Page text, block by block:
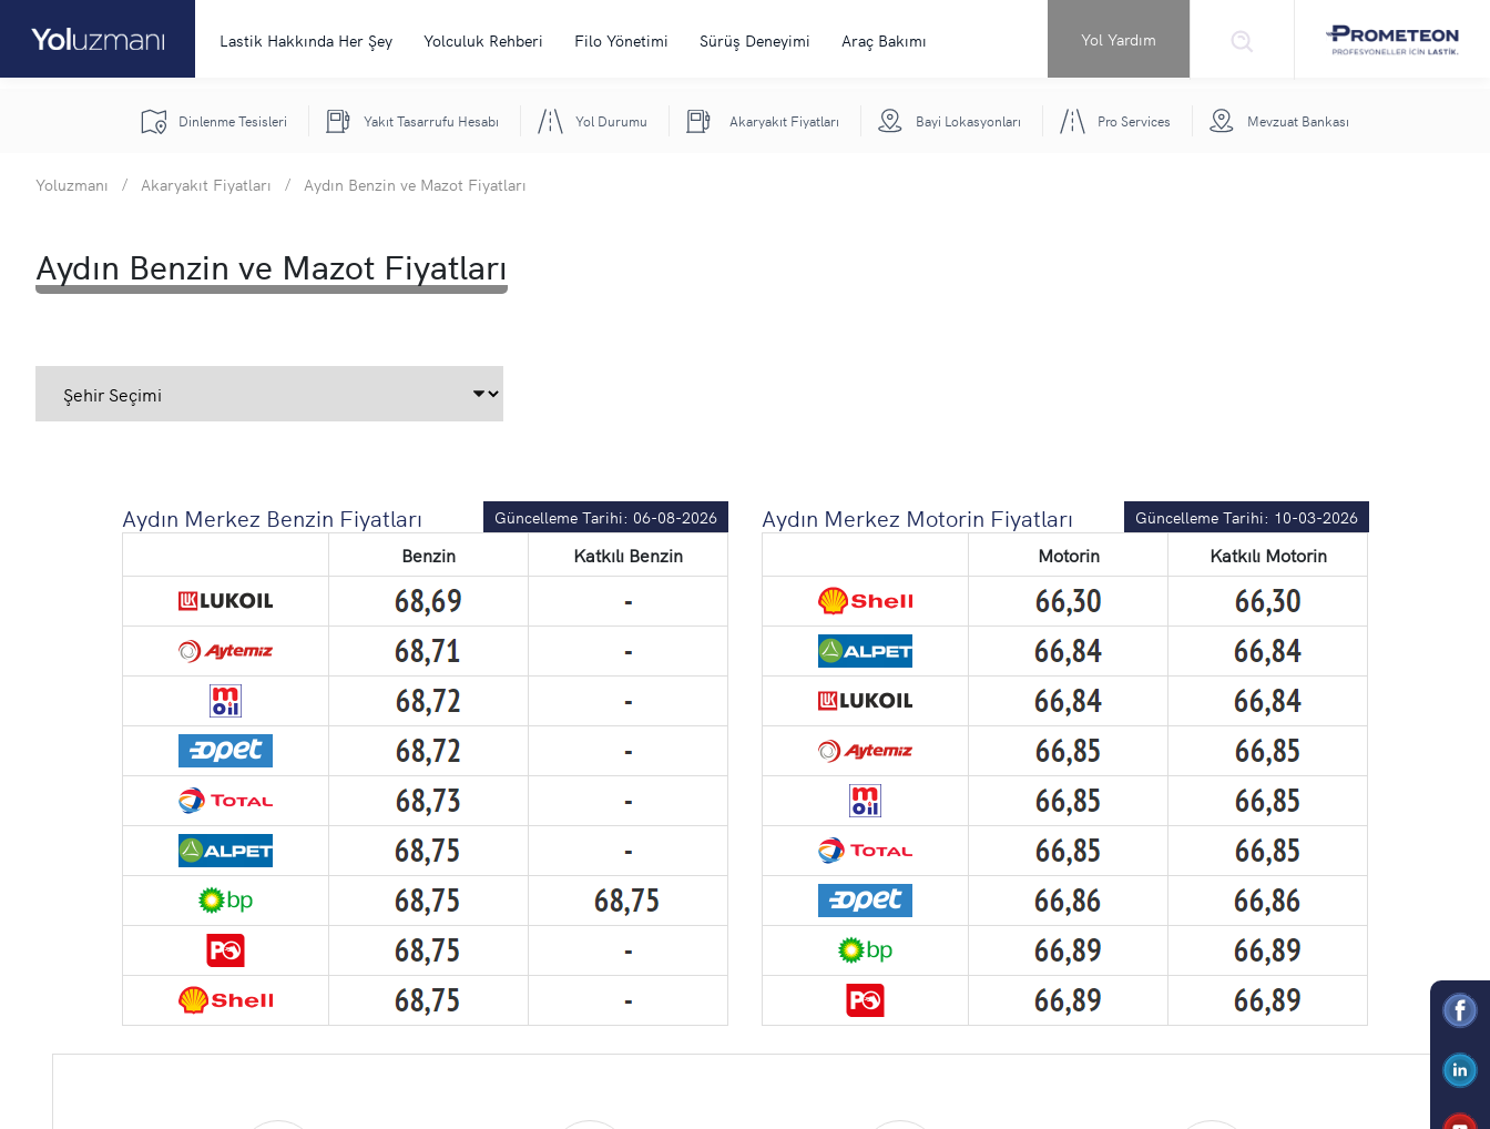
Yol Yardım
Lastik Hakkında Her Şey Yolculuk Rehberi Filo Yönetimi Sürüş Deneyimi Araç Bakımı
Dinlenme Tesisleri Yakıt Tasarrufu Hesabı Yol Durumu Akaryakıt Fiyatları Bayi Lokasyonları Pro Services Mevzuat Bankası
Yoluzmanı / Akaryakıt Fiyatları / Aydın Benzin ve Mazot Fiyatları
Aydın Benzin ve Mazot Fiyatları
Aydın Merkez Benzin Fiyatları Güncelleme Tarihi: 06-08-2026
Benzin Katkılı Benzin
Aydın Merkez Motorin Fiyatları Güncelleme Tarihi: 10-03-2026
Motorin Katkılı Motorin